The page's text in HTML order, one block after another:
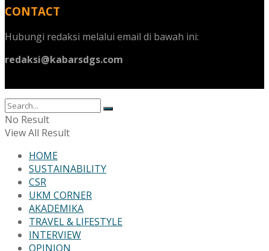
CONTACT
Hubungi redaksi melalui email di bawah ini:
redaksi@kabarsdgs.com
No Result
View All Result
HOME
SUSTAINABILITY
CSR
UKM CORNER
AKADEMIKA
TRAVEL & LIFESTYLE
INTERVIEW
OPINION